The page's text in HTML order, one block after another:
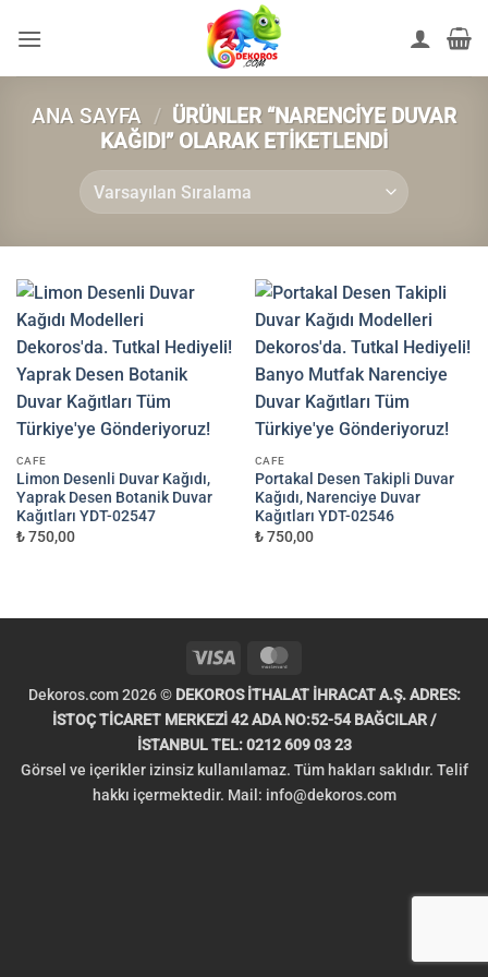
atla
ANA SAYFA / ÜRÜNLER “NARENCIYE DUVAR
KAĞIDI” OLARAK ETIKETLENDI
CAFE
Limon Desenli Duvar Kağıdı,
Yaprak Desen Botanik Duvar
Kağıtları YDT-02547
₺ 750,00
CAFE
Portakal Desen Takipli Duvar
Kağıdı, Narenciye Duvar
Kağıtları YDT-02546
₺ 750,00
Visa
Dekoros.com 2026 © DEKOROS İTHALAT İHRACAT A.Ş. ADRES:
İSTOÇ TİCARET MERKEZİ 42 ADA NO:52-54 BAĞCILAR /
İSTANBUL TEL: 0212 609 03 23
Görsel ve içerikler izinsiz kullanılamaz. Tüm hakları saklıdır. Telif
hakkı içermektedir. Mail: info@dekoros.com